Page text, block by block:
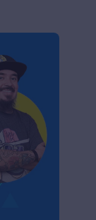
y